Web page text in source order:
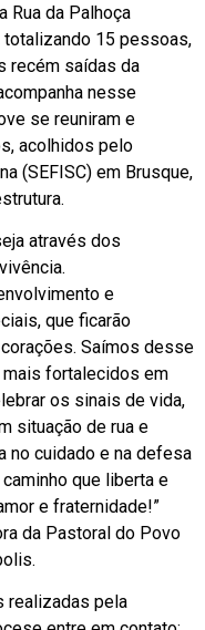
Rua da Palhoça
15 pessoas,
recém saídas da
nesse
se reuniram e
acolhidos pelo
(SEFISC) em Brusque,
através dos
e
que ficarão
Saímos desse
fortalecidos em
os sinais de vida,
situação de rua e
no cuidado e na defesa
que liberta e
e fraternidade!”
da Pastoral do Povo
realizadas pela